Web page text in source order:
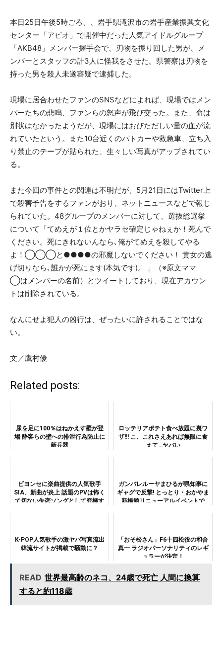
本日25日午後5時ごろ、、岩手県滝沢市の岩手産業振興文化
センター「アピオ」で開催中だった人気アイドルグループ
「AKB48」メンバー握手会で、刃物を振り回した男が、メ
ンバーとスタッフの計3人に怪我をさせた。県警察は刃物を
持った男を殺人未遂容疑で逮捕した。
現場に居合わせたファンのSNSなどによれば、現場ではメン
バーたちの悲鳴、ファンらの怒声が飛び交った。また、命は
別状はなかったようだが、現場にはおびただしい量の血が流
れていたという。また10台近くのパトカーや救急車、立ち入
り禁止のテープが貼られた、生々しい写真がアップされてい
る。
また今回の事件との関連は不明だが、5月21日にはTwitter上
で殺害予告をするファンがおり、ネットニュースなどで報じ
られていた。48グループのメンバーに対して、選抜総選挙
について「てめえが１位とかヤラセ確定じゃねぇか！死んで
ください。死にきれないんなら､俺がてめえを殺してやる
よ！◯◯◯と●●●●の邪魔しないでください！ 貴女の逃
げ切りなら､誰かが死にます(本気です)。 」（※原文ママ
◯はメンバーの名前）とツイートしており、現在アカウン
トは削除されている。
なんにせよ犯人の凶行は、ぜったいに許されることではな
い。
文／鷹村優
Related posts:
尿を足に100％はねかえす壁が登
場 酔客らの壁への排泄行為防止に
新兵器
ロッテリアポテト食べ放題に裏ワ
ザ!!! こ、これさえあれば無限に食
えて…ヤバい
ビヨンセに楽曲提供の人気歌手
SIA、新曲が炎上 話題のPVは怖く
て切ない失恋ソングとして究極す
ガンバレルーヤまひるが県知事に
ギャグで反撃! とっとり・おかやま
新橋館リニューアルイベントで
K-POP人気歌手の激ヤバ写真流出
韓流サイトが掲載で騒動に？
「おそ松さん」F6十四松役の和合
真一 ラジオパーソナリティのレギ
ュラーが決定！
READ 世界最高齢のネコ、24歳で死亡 人間に換算
すると約118歳